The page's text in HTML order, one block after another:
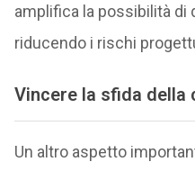
amplifica la possibilità di
riducendo i rischi
Vincere la sfida della
Un altro aspetto